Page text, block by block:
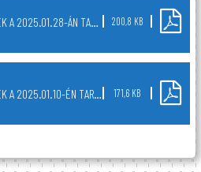
KÉPVISELŐ-TESTÜLETI DÖNTÉSEK A 2025.01.28-ÁN TARTOTT NYÍLT TESTÜLETI ÜLÉSRŐL 200,8 KB
KÉPVISELŐ-TESTÜLETI DÖNTÉSEK A 2025.01.10-ÉN TARTOTT NYÍLT TESTÜLETI ÜLÉSRŐL 171,6 KB